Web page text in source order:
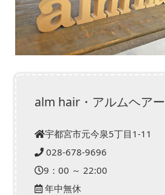
alm hair・アルムヘアー
宇都宮市元今泉5丁目1-11
028-678-9696
9：00 ～ 22:00
年中無休